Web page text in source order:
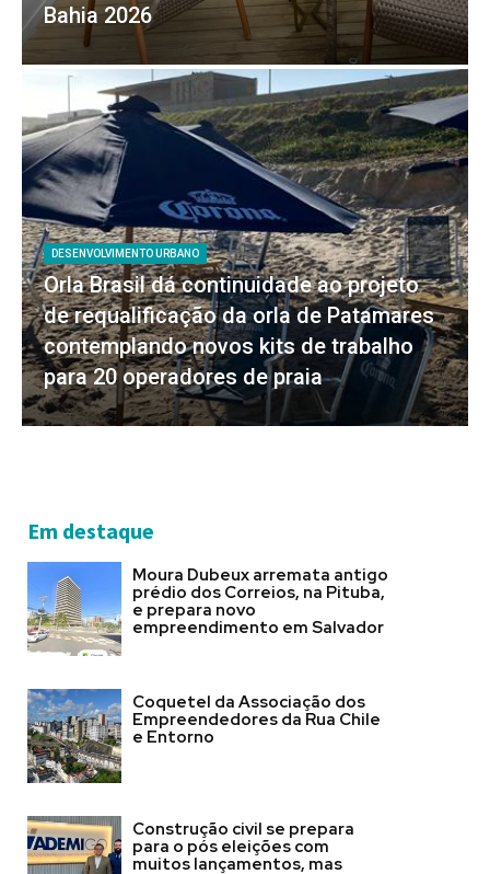
Bahia 2026
DESENVOLVIMENTO URBANO
Orla Brasil dá continuidade ao projeto
de requalificação da orla de Patamares
contemplando novos kits de trabalho
para 20 operadores de praia
Em destaque
Moura Dubeux arremata antigo
prédio dos Correios, na Pituba,
e prepara novo
empreendimento em Salvador
Coquetel da Associação dos
Empreendedores da Rua Chile
e Entorno
Construção civil se prepara
para o pós eleições com
muitos lançamentos, mas